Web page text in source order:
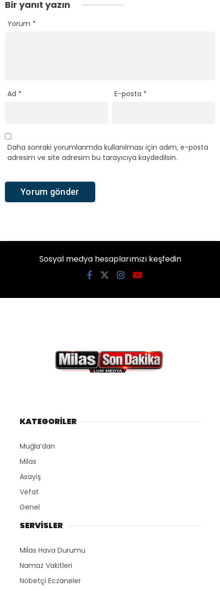
Bir yanıt yazın
Yorum *
Ad * E-posta *
Daha sonraki yorumlarımda kullanılması için adım, e-posta
adresim ve site adresim bu tarayıcıya kaydedilsin.
Sosyal medya hesaplarımızı keşfedin
KATEGORİLER
Muğla’dan
Milas
Asayiş
Vefat
Genel
SERVİSLER
Milas Hava Durumu
Namaz Vakitleri
Nöbetçi Eczaneler